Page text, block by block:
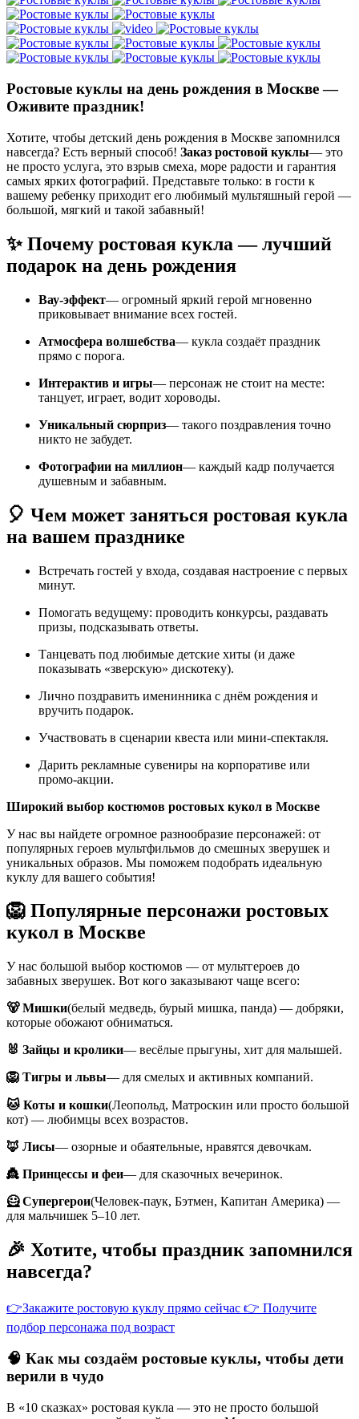
Ростовые куклы на день рождения в Москве —
Оживите праздник!
Хотите, чтобы детский день рождения в Москве запомнился
навсегда? Есть верный способ! Заказ ростовой куклы— это
не просто услуга, это взрыв смеха, море радости и гарантия
самых ярких фотографий. Представьте только: в гости к
вашему ребенку приходит его любимый мультяшный герой —
большой, мягкий и такой забавный!
✨ Почему ростовая кукла — лучший
подарок на день рождения
Вау-эффект— огромный яркий герой мгновенно
приковывает внимание всех гостей.
Атмосфера волшебства— кукла создаёт праздник
прямо с порога.
Интерактив и игры— персонаж не стоит на месте:
танцует, играет, водит хороводы.
Уникальный сюрприз— такого поздравления точно
никто не забудет.
Фотографии на миллион— каждый кадр получается
душевным и забавным.
🎈 Чем может заняться ростовая кукла
на вашем празднике
Встречать гостей у входа, создавая настроение с первых
минут.
Помогать ведущему: проводить конкурсы, раздавать
призы, подсказывать ответы.
Танцевать под любимые детские хиты (и даже
показывать «зверскую» дискотеку).
Лично поздравить именинника с днём рождения и
вручить подарок.
Участвовать в сценарии квеста или мини-спектакля.
Дарить рекламные сувениры на корпоративе или
промо‑акции.
Широкий выбор костюмов ростовых кукол в Москве
У нас вы найдете огромное разнообразие персонажей: от
популярных героев мультфильмов до смешных зверушек и
уникальных образов. Мы поможем подобрать идеальную
куклу для вашего события!
🦁 Популярные персонажи ростовых
кукол в Москве
У нас большой выбор костюмов — от мультгероев до
забавных зверушек. Вот кого заказывают чаще всего:
🐻 Мишки(белый медведь, бурый мишка, панда) — добряки,
которые обожают обниматься.
🐰 Зайцы и кролики— весёлые прыгуны, хит для малышей.
🦁 Тигры и львы— для смелых и активных компаний.
🐱 Коты и кошки(Леопольд, Матроскин или просто большой
кот) — любимцы всех возрастов.
🦊 Лисы— озорные и обаятельные, нравятся девочкам.
👸 Принцессы и феи— для сказочных вечеринок.
🦸 Супергерои(Человек-паук, Бэтмен, Капитан Америка) —
для мальчишек 5–10 лет.
🎉 Хотите, чтобы праздник запомнился
навсегда?
👉Закажите ростовую куклу прямо сейчас 👉 Получите
подбор персонажа под возраст
🧠 Как мы создаём ростовые куклы, чтобы дети
верили в чудо
В «10 сказках» ростовая кукла — это не просто большой